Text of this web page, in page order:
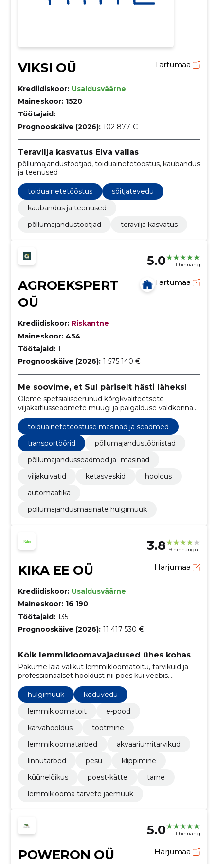
VIKSI OÜ Tartumaa
Krediidiskoor: Usaldusväärne
Maineskoor: 1520
Töötajaid: –
Prognooskäive (2026): 102 877 €
Teravilja kasvatus Elva vallas
põllumajandustootjad, toiduainetetööstus, kaubandus
ja teenused
toiduainetetööstus
sõitjatevedu
kaubandus ja teenused
põllumajandustootjad
teravilja kasvatus
5.0 1 hinnang
AGROEKSPERT
OÜ
Tartumaa
Krediidiskoor: Riskantne
Maineskoor: 454
Töötajaid: 1
Prognooskäive (2026): 1 575 140 €
Me soovime, et Sul päriselt hästi läheks!
Oleme spetsialiseerunud kõrgkvaliteetsete
viljakäitlusseadmete müügi ja paigalduse valdkonnas,
pakkudes klientidele mitmekülgseid lahendusi, mis
hõlmavad viljakuivateid, transpordiseadmeid,
ketasveskeid, automaatikalahendusi, viljapunkreid,
ning sorteerimis- ja puhastusseadmeid.
toiduainetetööstuse masinad ja seadmed
transportöörid
põllumajandustööriistad
põllumajandusseadmed ja -masinad
viljakuivatid
ketasveskid
hooldus
automaatika
põllumajandusmasinate hulgimüük
3.8 9 hinnangut
KIKA EE OÜ Harjumaa
Krediidiskoor: Usaldusväärne
Maineskoor: 16 190
Töötajaid: 135
Prognooskäive (2026): 11 417 530 €
Kõik lemmikloomavajadused ühes kohas
Pakume laia valikut lemmikloomatoitu, tarvikuid ja
professionaalset hooldust nii poes kui veebis.
ISO‑sertifitseeritud tehas tagab toidu kvaliteedi ja
usaldusväärse varustuse.
hulgimüük
koduvedu
lemmikloomatoit
e-pood
karvahooldus
tootmine
lemmikloomatarbed
akvaariumitarvikud
linnutarbed
pesu
klippimine
küünelõikus
poest-kätte
tarne
lemmiklooma tarvete jaemüük
5.0 1 hinnang
POWERON OÜ Harjumaa